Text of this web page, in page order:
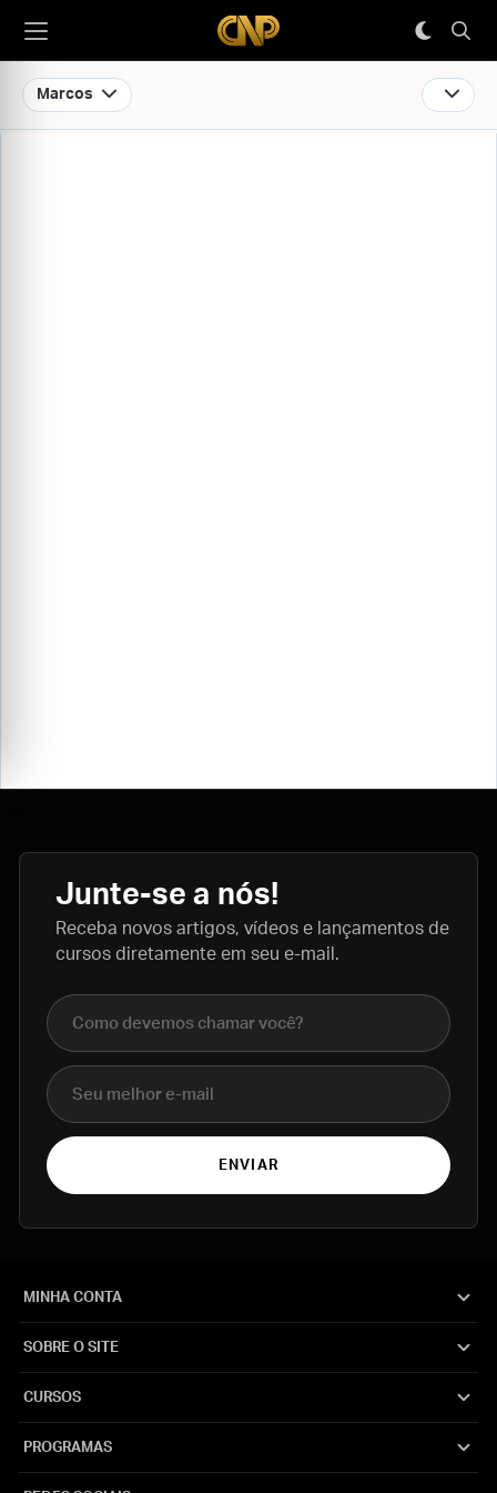
Marcos
Junte-se a nós!
Receba novos artigos, vídeos e lançamentos de
cursos diretamente em seu e-mail.
Nome completo
E-mail
ENVIAR
MINHA CONTA
SOBRE O SITE
CURSOS
PROGRAMAS